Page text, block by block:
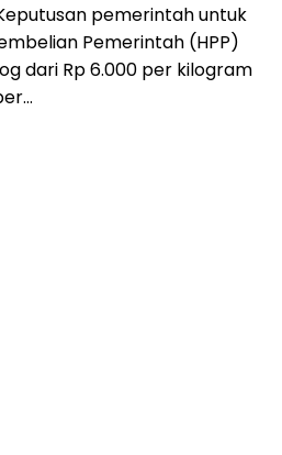
Keputusan pemerintah untuk
Pemerintah (HPP)
dari Rp 6.000 per kilogram